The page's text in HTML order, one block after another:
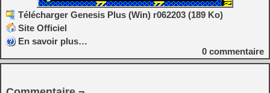
Télécharger Genesis Plus (Win) r062203 (189 Ko)
Site Officiel
En savoir plus…
0 commentaire